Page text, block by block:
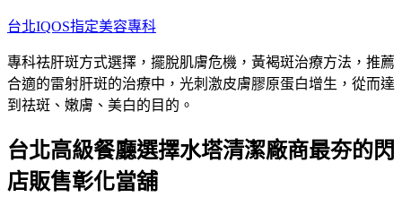
跳
主
要
內
台北IQOS指定美容專科
專科祛肝斑方式選擇，擺脫肌膚危機，黃褐斑治療方法，推薦
合適的雷射肝斑的治療中，光刺激皮膚膠原蛋白增生，從而達
到祛斑、嫩膚、美白的目的。
台北高級餐廳選擇水塔清潔廠商最夯的閃
店販售彰化當舖